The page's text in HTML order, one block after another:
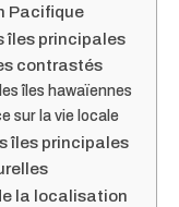
Pacifique
îles principales
contrastés
îles hawaïennes
sur la vie locale
îles principales
la localisation